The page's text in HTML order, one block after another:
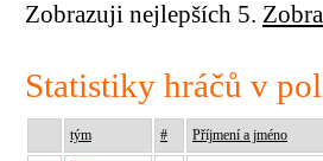
Zobrazuji nejlepších 5.
Statistiky hráčů v
tým # Příjmení a jméno